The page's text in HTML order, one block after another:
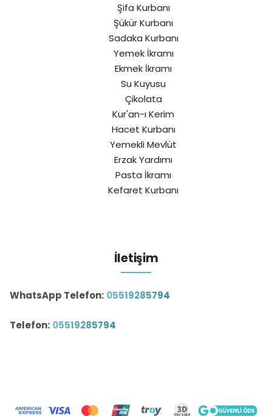
Şifa Kurbanı
Şükür Kurbanı
Sadaka Kurbanı
Yemek İkramı
Ekmek İkramı
Su Kuyusu
Çikolata
Kur'an-ı Kerim
Hacet Kurbanı
Yemekli Mevlüt
Erzak Yardımı
Pasta İkramı
Kefaret Kurbanı
İletişim
WhatsApp Telefon: 05519285794
Telefon: 05519285794